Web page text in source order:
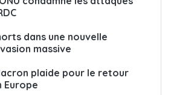
dans une nouvelle
massive
plaide pour le retour
Europe